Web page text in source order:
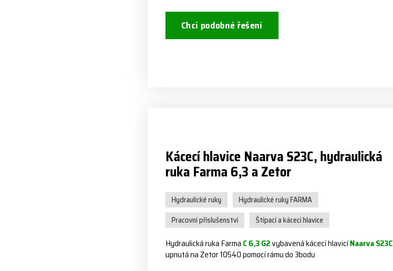
Chci podobné řešení
Kácecí hlavice Naarva S23C, hydraulická
ruka Farma 6,3 a Zetor
Hydraulické ruky
Hydraulické ruky FARMA
Pracovní příslušenství
Štípací a kácecí hlavice
Hydraulická ruka Farma C 6,3 G2vybavená kácecí hlavicíNaarva S23C
upnutá na Zetor 10540 pomocí rámu do 3bodu